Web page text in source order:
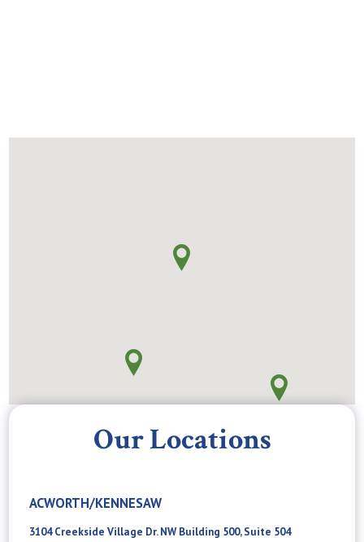
Our Locations
ACWORTH/KENNESAW
3104 Creekside Village Dr. NW Building 500, Suite 504